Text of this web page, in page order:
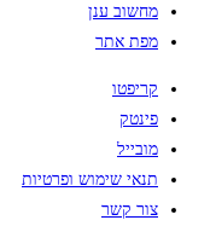
מחשוב ענן
מפת אתר
קריפטו
פינטק
מובייל
תנאי שימוש ופרטיות
צור קשר